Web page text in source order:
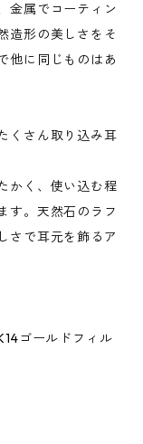
金属でコーティン
造形の美しさをそ
他に同じものはあ
くさん取り込み耳
かく、使い込む程
す。天然石のラフ
さで耳元を飾るア
ゴールドフィル